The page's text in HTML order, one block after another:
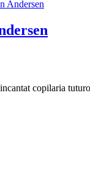
copilaria